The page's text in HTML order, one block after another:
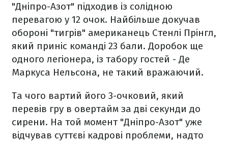
"Дніпро-Азот" підходив із солідною
перевагою у 12 очок. Найбільше докучав
обороні "тигрів" американець Стенлі Прінгл,
який приніс команді 23 бали. Доробок ще
одного легіонера, із табору гостей - Де
Маркуса Нельсона, не такий вражаючий.
Та чого вартий його 3-очковий, який
перевів гру в овертайм за дві секунди до
сирени. На той момент "Дніпро-Азот" уже
відчував суттєві кадрові проблеми, надто